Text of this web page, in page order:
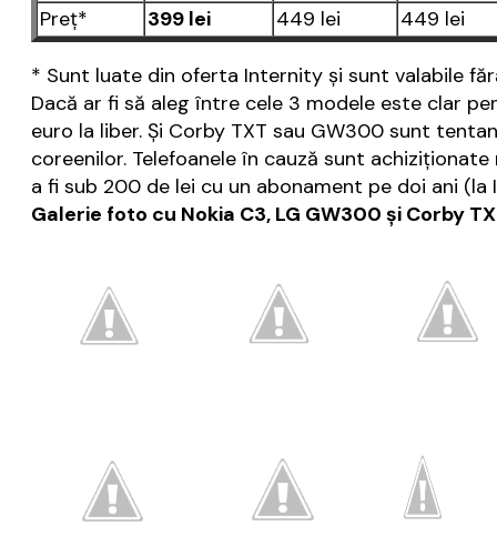
Preţ* 399 lei 449 lei 449 lei
* Sunt luate din oferta Internity şi sunt valabile
Dacă ar fi să aleg între cele 3 modele este clar
euro la liber. Şi Corby TXT sau GW300 sunt
coreenilor. Telefoanele în cauză sunt
a fi sub 200 de lei cu un abonament pe doi ani
Galerie foto cu Nokia C3, LG GW300 şi Corby